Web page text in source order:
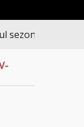
sezon te aduce la